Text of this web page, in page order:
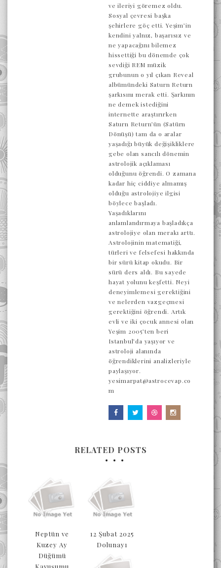
ve ileriyi göremez oldu.
Sosyal çevresi başka
şehirlere göç etti. Yeşim’in
kendini yalnız, başarısız ve
ne yapacağını bilemez
hissettiği bu dönemde çok
sevdiği REM müzik
grubunun o yıl çıkan Reveal
albümündeki Saturn Return
şarkısını merak etti. Şarkının
ne demek istediğini
internette araştırırken
Saturn Return’ün (Satürn
Dönüşü) tam da o aralar
yaşadığı büyük değişikliklere
gebe olan sancılı dönemin
astrolojik açıklaması
olduğunu öğrendi. O zamana
kadar hiç ciddiye almamış
olduğu astrolojiye ilgisi
böylece başladı.
Yaşadıklarını
anlamlandırmaya başladıkça
astrolojiye olan merakı arttı.
Astrolojinin matematiği,
türleri ve felsefesi hakkında
bir sürü kitap okudu. Bir
sürü ders aldı. Bu sayede
hayat yolunu keşfetti. Neyi
deneyimlemesi gerektiğini
ve nelerden vazgeçmesi
gerektiğini öğrendi. Artık
evli ve iki çocuk annesi olan
Yeşim 2005’ten beri
Istanbul’da yaşıyor ve
astroloji alanında
öğrendiklerini analizleriyle
paylaşıyor.
yesimarpat@astrocevap.co
m
RELATED POSTS
Neptün ve
Kuzey Ay
Düğümü
12 Şubat 2025
Dolunayı